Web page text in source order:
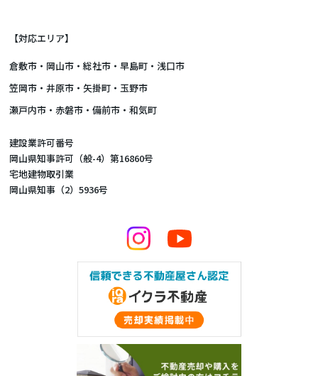
【対応エリア】
倉敷市 ・ 岡山市 ・総社市・早島町・浅口市
笠岡市・井原市・矢掛町・玉野市
瀬戸内市・赤磐市・備前市・和気町
建設業許可番号
岡山県知事許可（般-4）第16860号
宅地建物取引業
岡山県知事（2）5936号